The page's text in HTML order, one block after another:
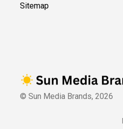
Sitemap
© Sun Media Brands, 2026